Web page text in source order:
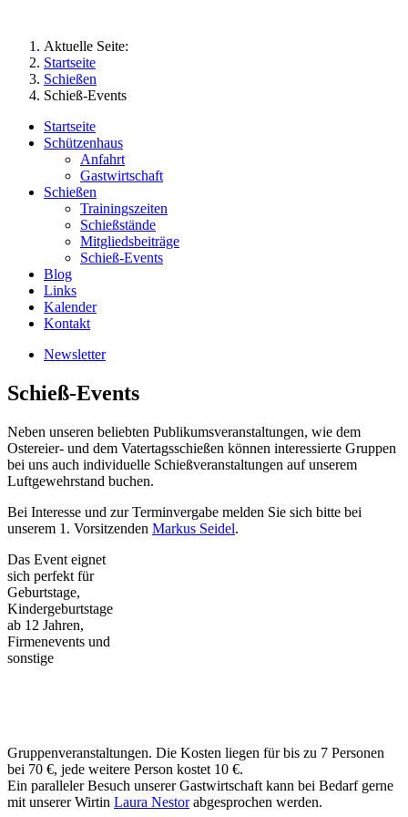
Aktuelle Seite:
Startseite
Schießen
Schieß-Events
Startseite
Schützenhaus
Anfahrt
Gastwirtschaft
Schießen
Trainingszeiten
Schießstände
Mitgliedsbeiträge
Schieß-Events
Blog
Links
Kalender
Kontakt
Newsletter
Schieß-Events
Neben unseren beliebten Publikumsveranstaltungen, wie dem
Ostereier- und dem Vatertagsschießen können interessierte Gruppen
bei uns auch individuelle Schießveranstaltungen auf unserem
Luftgewehrstand buchen.
Bei Interesse und zur Terminvergabe melden Sie sich bitte bei
unserem 1. Vorsitzenden Markus Seidel.
Das Event eignet
sich perfekt für
Geburtstage,
Kindergeburtstage
ab 12 Jahren,
Firmenevents und
sonstige
Gruppenveranstaltungen. Die Kosten liegen für bis zu 7 Personen
bei 70 €, jede weitere Person kostet 10 €.
Ein paralleler Besuch unserer Gastwirtschaft kann bei Bedarf gerne
mit unserer Wirtin Laura Nestorabgesprochen werden.